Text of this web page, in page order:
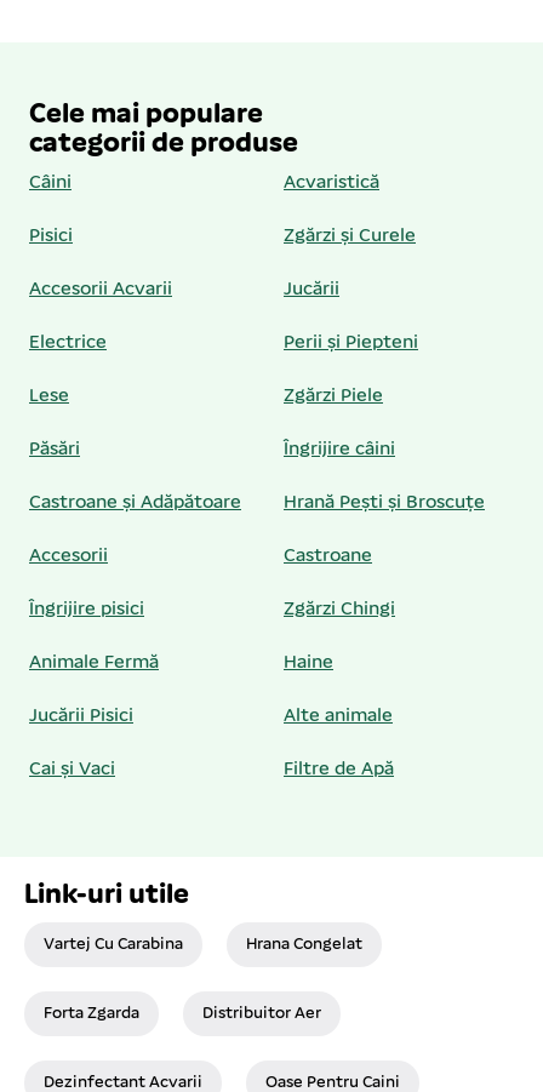
Cele mai populare
categorii de produse
Câini Acvaristică
Pisici Zgărzi și Curele
Accesorii Acvarii Jucării
Electrice Perii și Piepteni
Lese Zgărzi Piele
Păsări Îngrijire câini
Castroane și Adăpătoare Hrană Pești și Broscuțe
Accesorii Castroane
Îngrijire pisici Zgărzi Chingi
Animale Fermă Haine
Jucării Pisici Alte animale
Cai și Vaci Filtre de Apă
Link-uri utile
Vartej Cu Carabina Hrana Congelat
Forta Zgarda Distribuitor Aer
Dezinfectant Acvarii Oase Pentru Caini